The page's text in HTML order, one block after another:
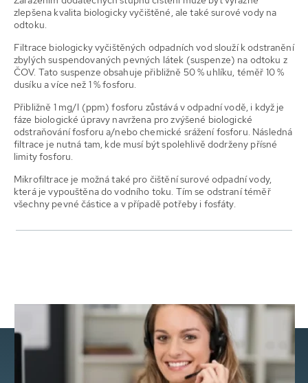
zlepšena kvalita biologicky vyčištěné, ale také surové vody na
odtoku.
Filtrace biologicky vyčištěných odpadních vod slouží k odstranění
zbylých suspendovaných pevných látek (suspenze) na odtoku z
ČOV. Tato suspenze obsahuje přibližně 50 % uhlíku, téměř 10 %
dusíku a více než 1 % fosforu.
Přibližně 1 mg/l (ppm) fosforu zůstává v odpadní vodě, i když je
fáze biologické úpravy navržena pro zvýšené biologické
odstraňování fosforu a/nebo chemické srážení fosforu. Následná
filtrace je nutná tam, kde musí být spolehlivě dodrženy přísné
limity fosforu.
Mikrofiltrace je možná také pro čištění surové odpadní vody,
která je vypouštěna do vodního toku. Tím se odstraní téměř
všechny pevné částice a v případě potřeby i fosfáty.